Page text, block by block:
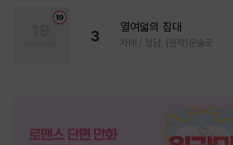
3
열여덟의 침대
자태 / 청담, (원작)문슬로